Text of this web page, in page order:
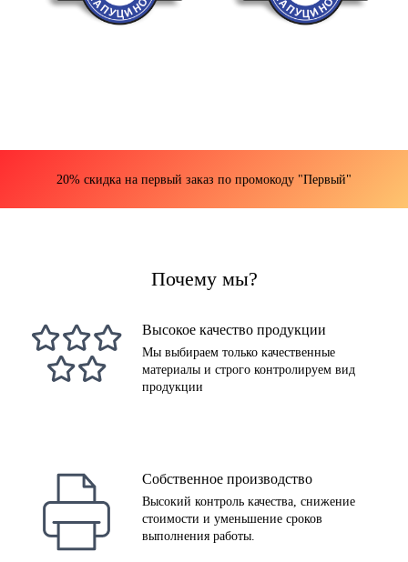
20% скидка на первый заказ по промокоду "Первый"
Почему мы?
Высокое качество продукции
Мы выбираем только качественные
материалы и строго контролируем вид
продукции
Собственное производство
Высокий контроль качества, снижение
стоимости и уменьшение сроков
выполнения работы.